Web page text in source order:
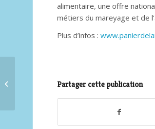
alimentaire, une offre
métiers du mareyage et de
Plus d’infos :
Partager cette publication
Festival urbaines